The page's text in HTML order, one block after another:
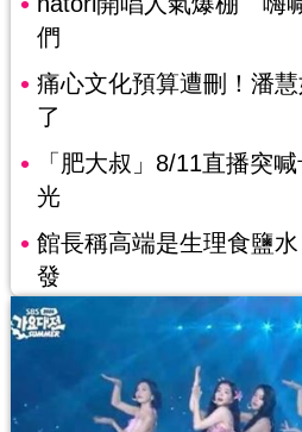
們
痛心文化預算遭刪！潘
了
「肥大叔」8/11直播突
光
館長稱高端是生理食鹽
發